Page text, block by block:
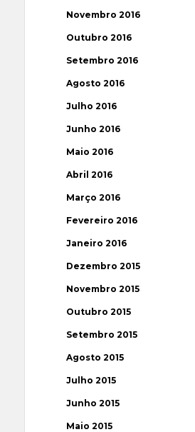
Novembro 2016
Outubro 2016
Setembro 2016
Agosto 2016
Julho 2016
Junho 2016
Maio 2016
Abril 2016
Março 2016
Fevereiro 2016
Janeiro 2016
Dezembro 2015
Novembro 2015
Outubro 2015
Setembro 2015
Agosto 2015
Julho 2015
Junho 2015
Maio 2015